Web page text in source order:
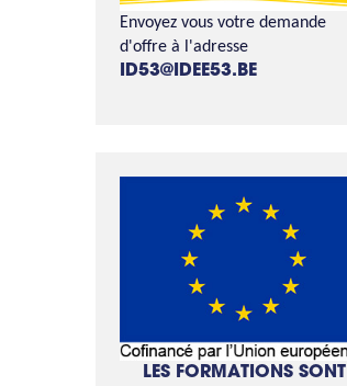
Envoyez vous votre demande
d'offre à l'adresse
ID53@IDEE53.BE
LES FORMATIONS SONT